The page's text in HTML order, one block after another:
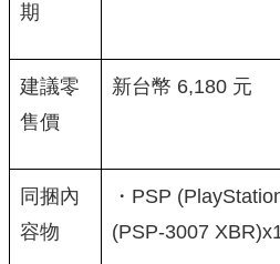
期
建議零
售價
新台幣 6,180 元
同捆內
容物
・PSP
(PSP-3007